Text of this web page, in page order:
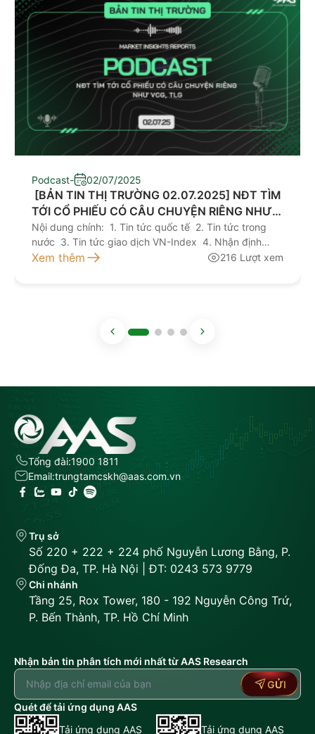
Podcast- 02/07/2025
​ [BẢN TIN THỊ TRƯỜNG 02.07.2025] NĐT TÌM
TỚI CỔ PHIẾU CÓ CÂU CHUYỆN RIÊNG NHƯ
VCG, TLG
Nội dung chính: 1. Tin tức quốc tế 2. Tin tức trong
nước 3. Tin tức giao dịch VN-Index 4. Nhận định
giao dịch 5. Khuyến nghị đầu tư Kính mời quý nhà
Xem thêm 216 Lượt xem
Tổng đài:1900 1811
Email:trungtamcskh@aas.com.vn
Trụ sở
Số 220 + 222 + 224 phố Nguyễn Lương Bằng, P.
Đống Đa, TP. Hà Nội | ĐT: 0243 573 9779
Chi nhánh
Tầng 25, Rox Tower, 180 - 192 Nguyễn Công Trứ,
P. Bến Thành, TP. Hồ Chí Minh
Nhận bản tin phân tích mới nhất từ AAS Research
GỬI
Quét để tải ứng dụng AAS
Tải ứng dụng AAS
Tải ứng dụng AAS